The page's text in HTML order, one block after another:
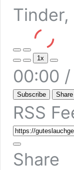
Play
Episode
Pause
Episode
Mute/Unmute
Episode
Rewind
10
Seconds
1x
Fast
Forward
30
seconds
00:00 /
Subscribe Share
RSS
Share